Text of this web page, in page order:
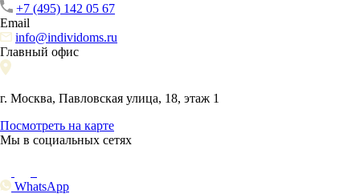
+7 (495) 142 05 67
Email
info@individoms.ru
Главный офис
г. Москва, Павловская улица, 18, этаж 1
Посмотреть на карте
Мы в социальных сетях
WhatsApp